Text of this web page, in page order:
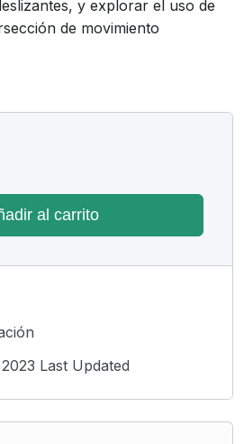
y explorar el uso de
de movimiento
al carrito
Last Updated